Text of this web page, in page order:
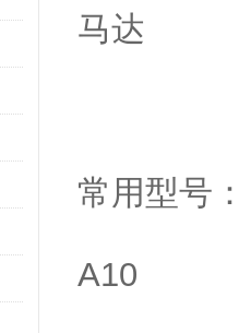
马达
常用型号
A10